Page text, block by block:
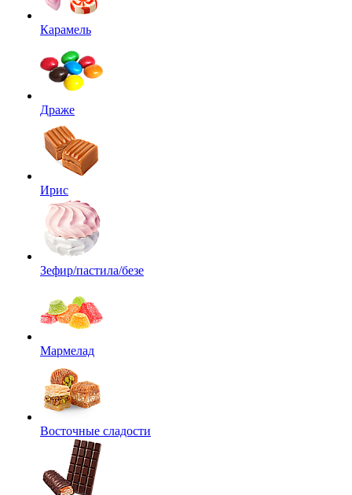
Карамель
Драже
Ирис
Зефир/пастила/безе
Мармелад
Восточные сладости